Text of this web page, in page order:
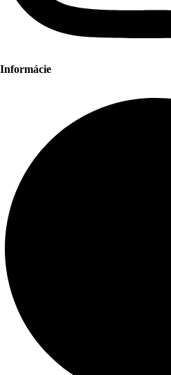
Informácie